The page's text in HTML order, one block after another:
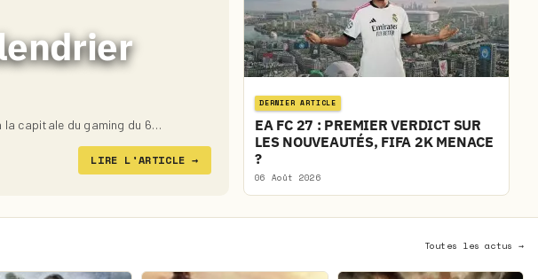
la capitale du gaming du 6…
LIRE L'ARTICLE→
DERNIER ARTICLE
EA FC 27 : PREMIER VERDICT SUR
LES NOUVEAUTÉS, FIFA 2K MENACE
?
06 Août 2026
Toutes les actus →